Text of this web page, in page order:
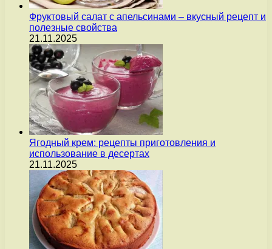
Фруктовый салат с апельсинами – вкусный рецепт и
полезные свойства
21.11.2025
Ягодный крем: рецепты приготовления и
использование в десертах
21.11.2025